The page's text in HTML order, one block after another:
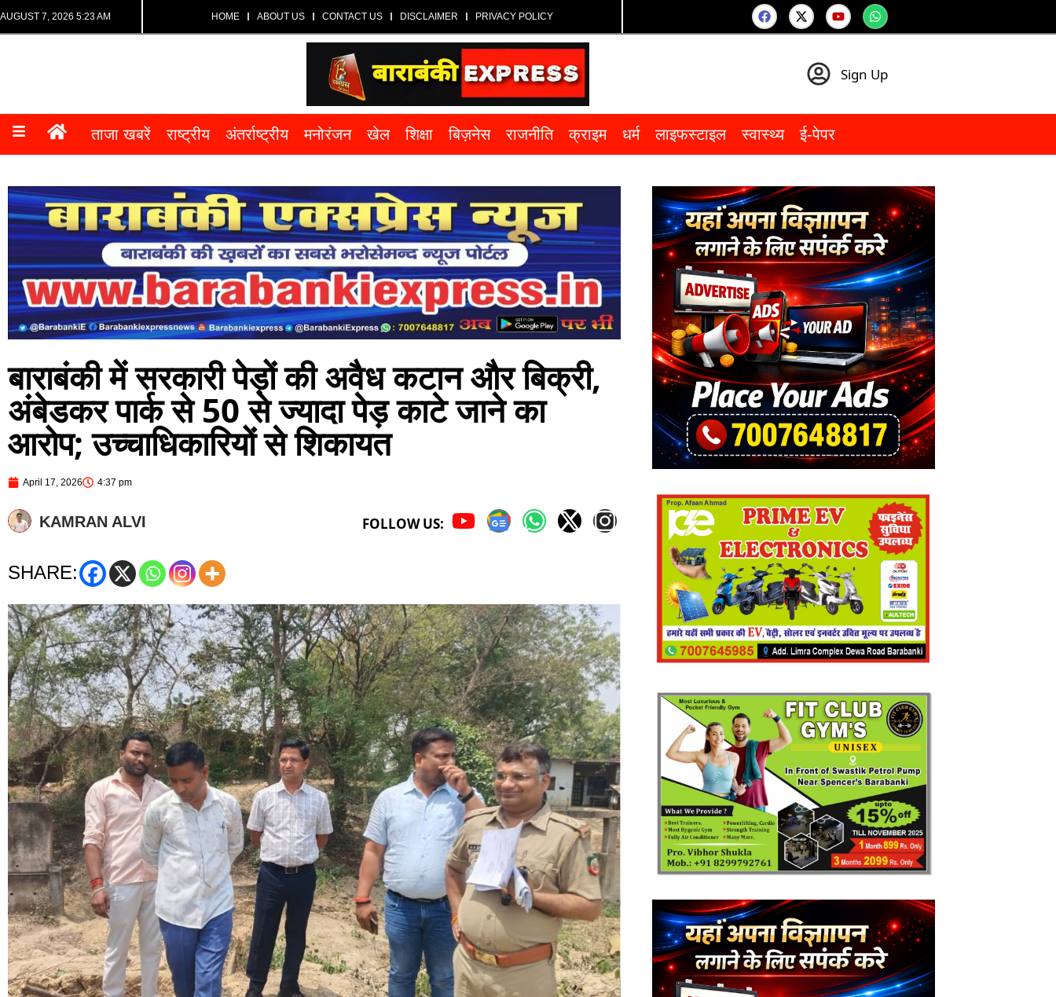
AUGUST 7, 2026 5:23 AM HOME ABOUT US CONTACT US DISCLAIMER PRIVACY POLICY
Sign Up
ताजा खबरें राष्ट्रीय अंतर्राष्ट्रीय मनोरंजन खेल शिक्षा बिज़नेस राजनीति क्राइम धर्म लाइफस्टाइल स्वास्थ्य ई-पेपर
बाराबंकी में सरकारी पेड़ों की अवैध कटान और बिक्री,
अंबेडकर पार्क से 50 से ज्यादा पेड़ काटे जाने का
आरोप; उच्चाधिकारियों से शिकायत
April 17, 2026 4:37 pm
KAMRAN ALVI FOLLOW US:
SHARE: